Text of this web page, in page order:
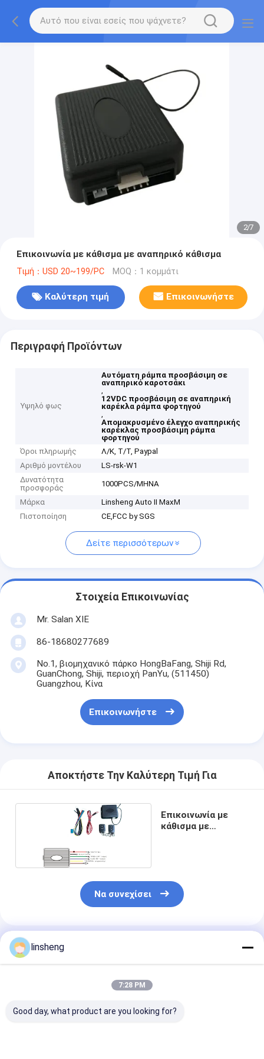
2/7
Επικοινωνία με κάθισμα με αναπηρικό κάθισμα
Τιμή：USD 20~199/PC MOQ：1 κομμάτι
Καλύτερη τιμή Επικοινωνήστε
Περιγραφή Προϊόντων
Υψηλό φως
Αυτόματη ράμπα προσβάσιμη σε
αναπηρικό καροτσάκι
,
12VDC προσβάσιμη σε αναπηρική
καρέκλα ράμπα φορτηγού
,
Απομακρυσμένο έλεγχο αναπηρικής
καρέκλας προσβάσιμη ράμπα
φορτηγού
Όροι πληρωμής
Λ/Κ, Τ/Τ, Paypal
Αριθμό μοντέλου
LS-rsk-W1
Δυνατότητα
προσφοράς
1000PCS/ΜΗΝΑ
Μάρκα
Linsheng Auto II MaxM
Πιστοποίηση
CE,FCC by SGS
Δείτε περισσότερων
Στοιχεία Επικοινωνίας
Mr. Salan XIE
86-18680277689
No.1, βιομηχανικό πάρκο HongBaFang, Shiji Rd,
GuanChong, Shiji, περιοχή PanYu, (511450)
Guangzhou, Κίνα
Επικοινωνήστε
Αποκτήστε Την Καλύτερη Τιμή Για
Επικοινωνία με
κάθισμα με
Να συνεχίσει
Συνιστώμενα Προϊόντα
linsheng
7:28 PM
Good day, what product are you looking for?